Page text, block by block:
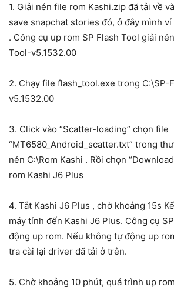
1. Giải nén file rom Kashi.zip đã tải về
save snapchat stories đó, ở đây mình ví
. Công cụ up rom SP Flash Tool giải
Tool-v5.1532.00
2. Chạy file flash_tool.exe trong C:\SP-
v5.1532.00
3. Click vào “Scatter-loading” chọn file
“MT6580_Android_scatter.txt” trong
nén C:\Rom Kashi . Rồi chọn
rom Kashi J6 Plus
4. Tắt Kashi J6 Plus , chờ khoảng 15s
máy tính đến Kashi J6 Plus. Công cụ
động up rom. Nếu không tự động up
tra cài lại driver đã tải ở trên.
5. Chờ khoảng 10 phút, quá trình up